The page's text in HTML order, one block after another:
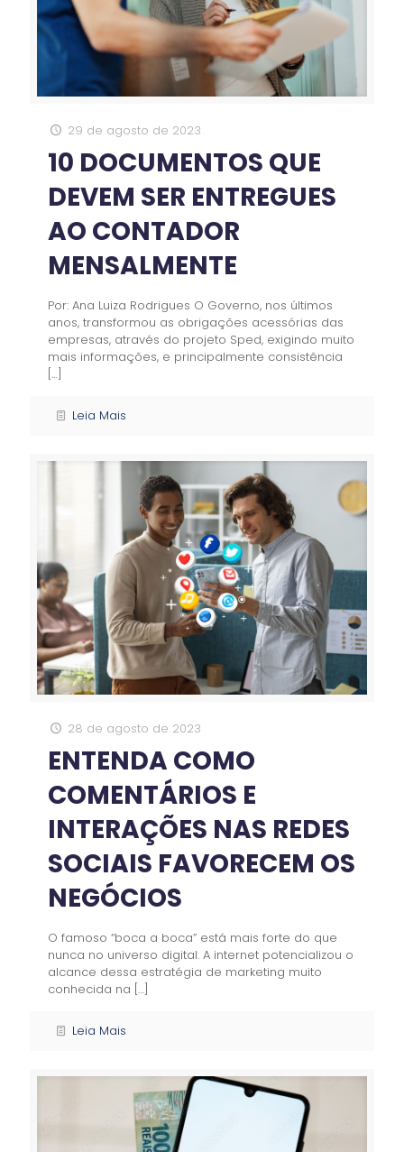
29 de agosto de 2023
10 DOCUMENTOS QUE
DEVEM SER ENTREGUES
AO CONTADOR
MENSALMENTE
Por: Ana Luiza Rodrigues O Governo, nos últimos
anos, transformou as obrigações acessórias das
empresas, através do projeto Sped, exigindo muito
mais informações, e principalmente consistência
[…]
Leia Mais
28 de agosto de 2023
ENTENDA COMO
COMENTÁRIOS E
INTERAÇÕES NAS REDES
SOCIAIS FAVORECEM OS
NEGÓCIOS
O famoso “boca a boca” está mais forte do que
nunca no universo digital. A internet potencializou o
alcance dessa estratégia de marketing muito
conhecida na […]
Leia Mais